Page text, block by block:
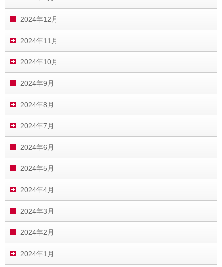
2024年12月
2024年11月
2024年10月
2024年9月
2024年8月
2024年7月
2024年6月
2024年5月
2024年4月
2024年3月
2024年2月
2024年1月